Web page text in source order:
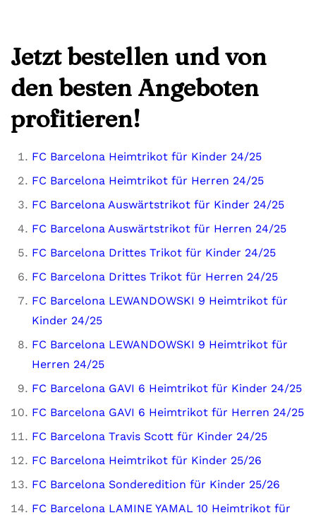
Jetzt bestellen und von
den besten Angeboten
profitieren!
FC Barcelona Heimtrikot für Kinder 24/25
FC Barcelona Heimtrikot für Herren 24/25
FC Barcelona Auswärtstrikot für Kinder 24/25
FC Barcelona Auswärtstrikot für Herren 24/25
FC Barcelona Drittes Trikot für Kinder 24/25
FC Barcelona Drittes Trikot für Herren 24/25
FC Barcelona LEWANDOWSKI 9 Heimtrikot für
Kinder 24/25
FC Barcelona LEWANDOWSKI 9 Heimtrikot für
Herren 24/25
FC Barcelona GAVI 6 Heimtrikot für Kinder 24/25
FC Barcelona GAVI 6 Heimtrikot für Herren 24/25
FC Barcelona Travis Scott für Kinder 24/25
FC Barcelona Heimtrikot für Kinder 25/26
FC Barcelona Sonderedition für Kinder 25/26
FC Barcelona LAMINE YAMAL 10 Heimtrikot für